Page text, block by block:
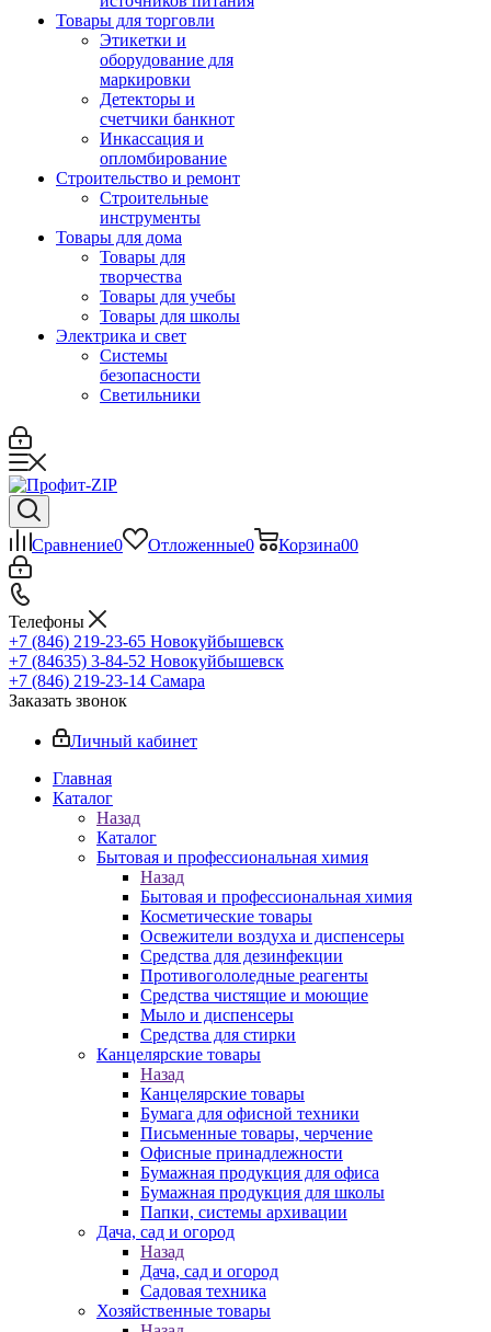
Товары для торговли
Этикетки и
оборудование для
маркировки
Детекторы и
счетчики банкнот
Инкассация и
опломбирование
Строительство и ремонт
Строительные
инструменты
Товары для дома
Товары для
творчества
Товары для учебы
Товары для школы
Электрика и свет
Системы
безопасности
Светильники
Сравнение0 Отложенные0 Корзина00
Телефоны
+7 (846) 219-23-65 Новокуйбышевск
+7 (84635) 3-84-52 Новокуйбышевск
+7 (846) 219-23-14 Самара
Заказать звонок
Личный кабинет
Главная
Каталог
Назад
Каталог
Бытовая и профессиональная химия
Назад
Бытовая и профессиональная химия
Косметические товары
Освежители воздуха и диспенсеры
Средства для дезинфекции
Противогололедные реагенты
Средства чистящие и моющие
Мыло и диспенсеры
Средства для стирки
Канцелярские товары
Назад
Канцелярские товары
Бумага для офисной техники
Письменные товары, черчение
Офисные принадлежности
Бумажная продукция для офиса
Бумажная продукция для школы
Папки, системы архивации
Дача, сад и огород
Назад
Дача, сад и огород
Садовая техника
Хозяйственные товары